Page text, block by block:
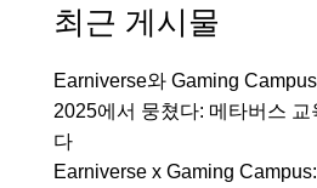
최근 게시물
Earniverse와 Gaming
2025에서 뭉쳤다: 메타버스
다
Earniverse x Gaming